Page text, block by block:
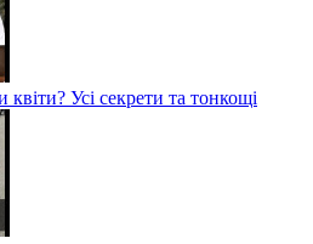
Усі секрети та тонкощі